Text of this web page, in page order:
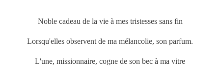
Noble cadeau de la vie à mes tristesses sans fin
Lorsqu'elles observent de ma mélancolie, son parfum.
L'une, missionnaire, cogne de son bec à ma vitre